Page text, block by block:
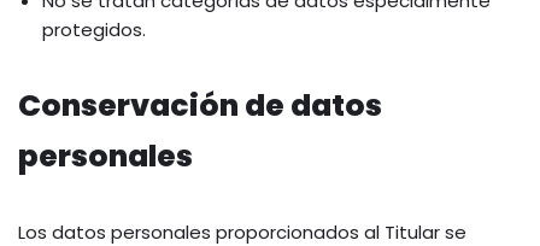
protegidos.
Conservación de datos
personales
Los datos personales proporcionados al Titular se